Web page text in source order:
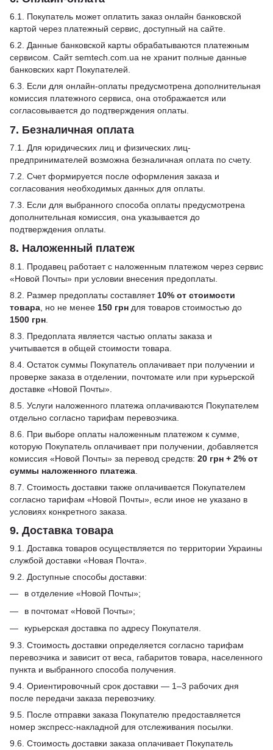
6.1. Покупатель может оплатить заказ онлайн банковской
картой через платежный сервис, доступный на сайте.
6.2. Данные банковской карты обрабатываются платежным
сервисом. Сайт semtech.com.ua не хранит полные данные
банковских карт Покупателей.
6.3. Если для онлайн-оплаты предусмотрена дополнительная
комиссия платежного сервиса, она отображается или
согласовывается до подтверждения оплаты.
7. Безналичная оплата
7.1. Для юридических лиц и физических лиц-
предпринимателей возможна безналичная оплата по счету.
7.2. Счет формируется после оформления заказа и
согласования необходимых данных для оплаты.
7.3. Если для выбранного способа оплаты предусмотрена
дополнительная комиссия, она указывается до
подтверждения оплаты.
8. Наложенный платеж
8.1. Продавец работает с наложенным платежом через сервис
«Новой Почты» при условии внесения предоплаты.
8.2. Размер предоплаты составляет 10% от стоимости
товара , но не менее 150 грн для товаров стоимостью до
1500 грн
8.3. Предоплата является частью оплаты заказа и
учитывается в общей стоимости товара.
8.4. Остаток суммы Покупатель оплачивает при получении и
проверке заказа в отделении, почтомате или при курьерской
доставке «Новой Почты».
8.5. Услуги наложенного платежа оплачиваются Покупателем
отдельно согласно тарифам перевозчика.
8.6. При выборе оплаты наложенным платежом к сумме,
которую Покупатель оплачивает при получении, добавляется
комиссия «Новой Почты» за перевод средств: 20 грн + 2% от
суммы наложенного платежа
8.7. Стоимость доставки также оплачивается Покупателем
согласно тарифам «Новой Почты», если иное не указано в
условиях конкретного заказа.
9. Доставка товара
9.1. Доставка товаров осуществляется по территории Украины
службой доставки «Новая Почта».
9.2. Доступные способы доставки:
в отделение «Новой Почты»;
в почтомат «Новой Почты»;
курьерская доставка по адресу Покупателя.
9.3. Стоимость доставки определяется согласно тарифам
перевозчика и зависит от веса, габаритов товара, населенного
пункта и выбранного способа получения.
9.4. Ориентировочный срок доставки — 1–3 рабочих дня
после передачи заказа перевозчику.
9.5. После отправки заказа Покупателю предоставляется
номер экспресс-накладной для отслеживания посылки.
9.6. Стоимость доставки заказа оплачивает Покупатель